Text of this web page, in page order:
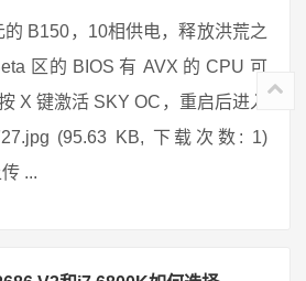
的 B150，10相供电，释放洪荒之
区的 BIOS 有 AVX 的 CPU 可
X 键激活 SKY OC，重启后进入
(95.63 KB, 下载次数: 1)
...